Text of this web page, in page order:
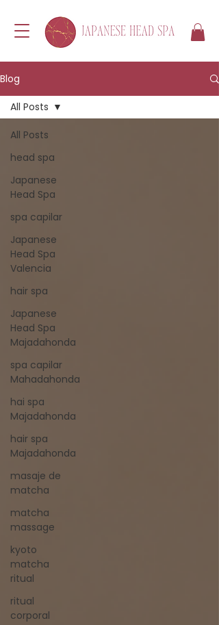
Blog
All Posts
head spa
Japanese
Head Spa
spa capilar
Japanese
Head Spa
Valencia
hair spa
Japanese
Head Spa
Majadahonda
spa capilar
Mahadahonda
hai spa
Majadahonda
hair spa
Majadahonda
masaje de
matcha
matcha
massage
kyoto
matcha
ritual
ritual
corporal
All Posts